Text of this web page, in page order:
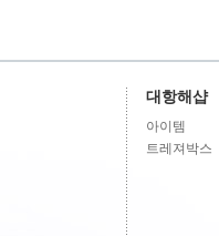
대항해샵
아이템
트레져박스